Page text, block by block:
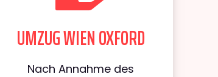
UMZUG WIEN OXFORD
Nach Annahme des